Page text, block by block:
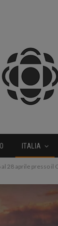
ITALIA
28 aprile presso il